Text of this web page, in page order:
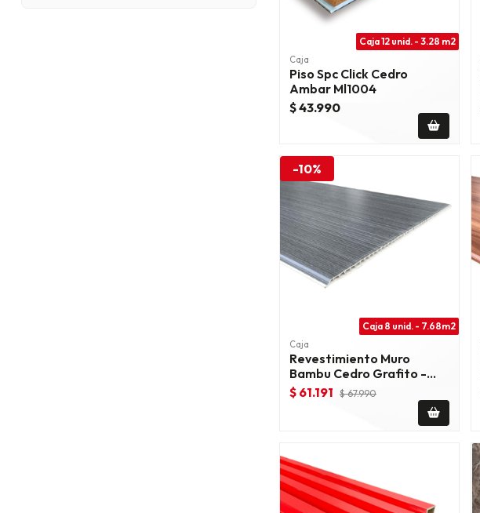
Caja 12 unid. - 3.28 m2
Caja
Piso Spc Click Cedro
Ambar Ml1004
$ 43.990
-10%
Caja 8 unid. - 7.68m2
Caja
Revestimiento Muro
Bambu Cedro Grafito -
Hc-206
$ 61.191 $ 67.990